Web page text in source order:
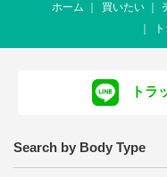
ホーム 買いたい
トラ
Search by Body Type